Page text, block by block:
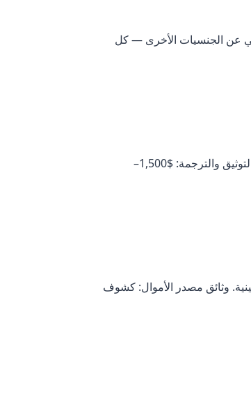
عن الجنسيات الأخرى — كل
رسوم العناية الواجبة: $5,500 للمقدّم الرئيسي، $2,500 للقاصرين من 16–17 سنة. رسوم الوكيل: $10,000–$20,000. المستندات والتوثيق والترجمة: $1,500–
وثائق مصدر الأموال: كشوف